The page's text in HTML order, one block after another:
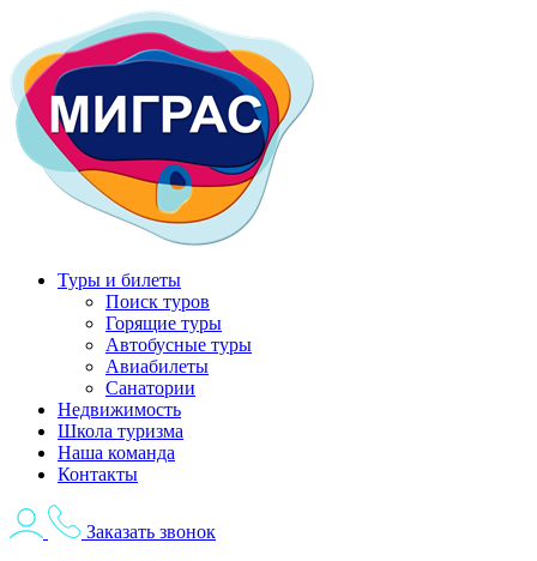
содержимому
Туры и билеты
Поиск туров
Горящие туры
Автобусные туры
Авиабилеты
Санатории
Недвижимость
Школа туризма
Наша команда
Контакты
Заказать звонок